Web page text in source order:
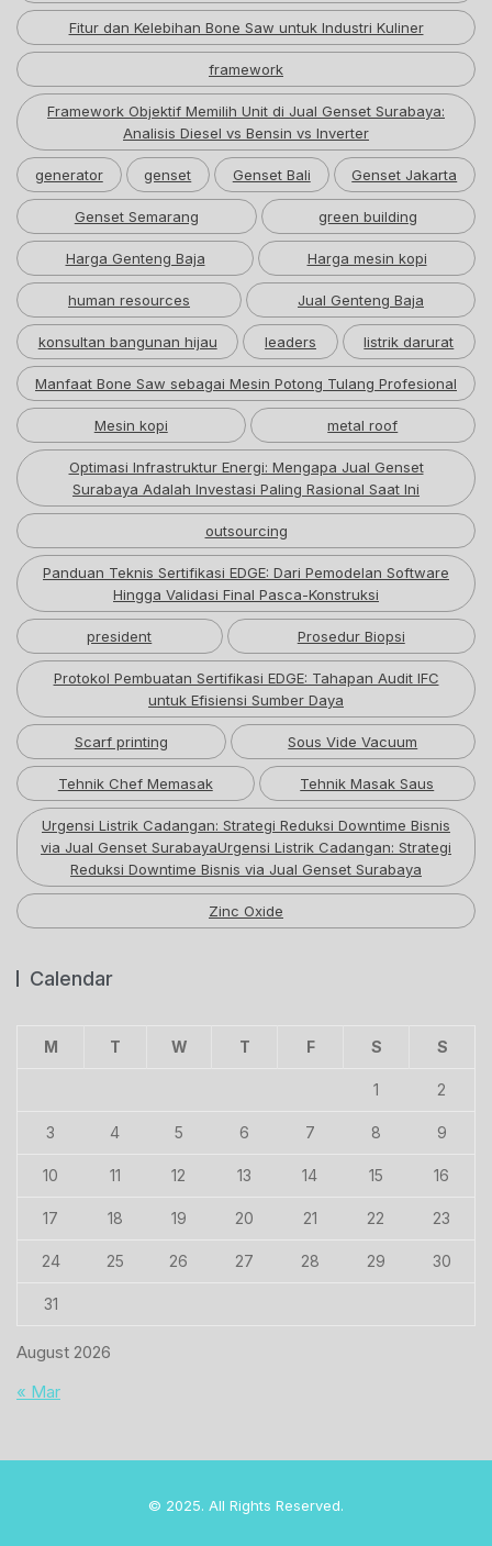
Fitur dan Kelebihan Bone Saw untuk Industri Kuliner
framework
Framework Objektif Memilih Unit di Jual Genset Surabaya:
Analisis Diesel vs Bensin vs Inverter
generator genset Genset Bali Genset Jakarta
Genset Semarang green building
Harga Genteng Baja Harga mesin kopi
human resources Jual Genteng Baja
konsultan bangunan hijau leaders listrik darurat
Manfaat Bone Saw sebagai Mesin Potong Tulang Profesional
Mesin kopi metal roof
Optimasi Infrastruktur Energi: Mengapa Jual Genset
Surabaya Adalah Investasi Paling Rasional Saat Ini
outsourcing
Panduan Teknis Sertifikasi EDGE: Dari Pemodelan Software
Hingga Validasi Final Pasca-Konstruksi
president Prosedur Biopsi
Protokol Pembuatan Sertifikasi EDGE: Tahapan Audit IFC
untuk Efisiensi Sumber Daya
Scarf printing Sous Vide Vacuum
Tehnik Chef Memasak Tehnik Masak Saus
Urgensi Listrik Cadangan: Strategi Reduksi Downtime Bisnis
via Jual Genset SurabayaUrgensi Listrik Cadangan: Strategi
Reduksi Downtime Bisnis via Jual Genset Surabaya
Zinc Oxide
Calendar
August 2026
M T W T F S S
1 2
3 4 5 6 7 8 9
10 11 12 13 14 15 16
17 18 19 20 21 22 23
24 25 26 27 28 29 30
31
« Mar
© 2025. All Rights Reserved.